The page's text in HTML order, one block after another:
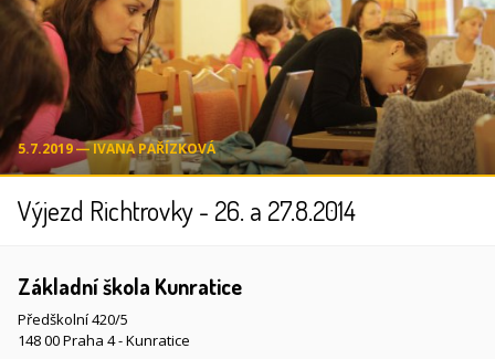
5.7.2019 ― IVANA PAŘÍZKOVÁ
Výjezd Richtrovky - 26. a 27.8.2014
Základní škola Kunratice
Předškolní 420/5
148 00 Praha 4 - Kunratice